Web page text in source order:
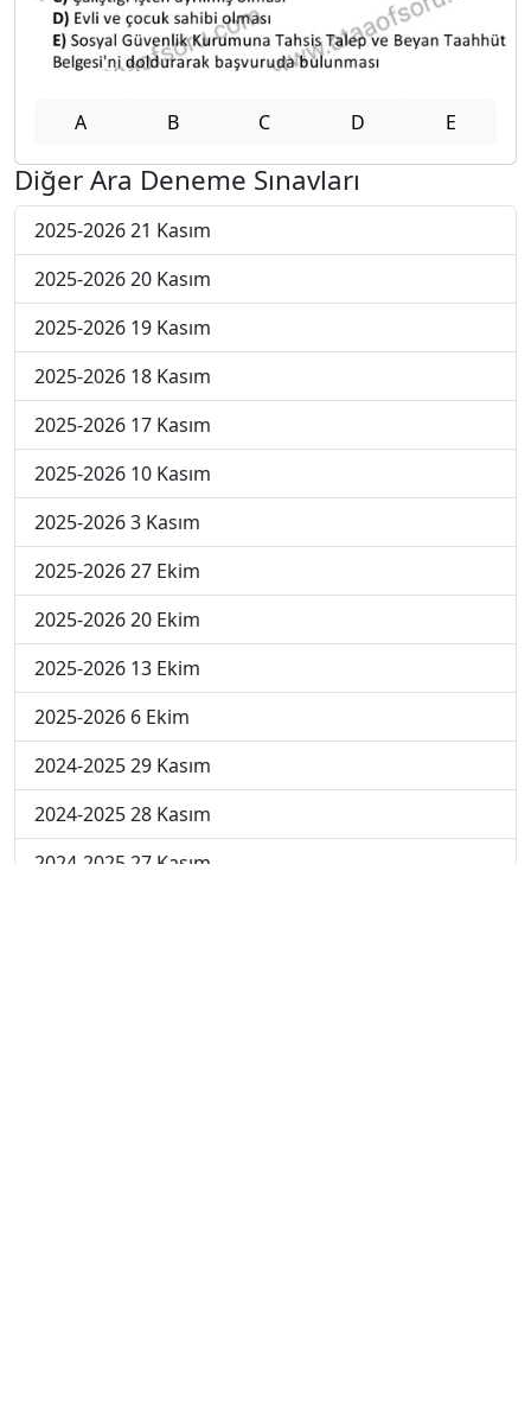
A B C D E
Diğer Ara Deneme Sınavları
2025-2026 21 Kasım
2025-2026 20 Kasım
2025-2026 19 Kasım
2025-2026 18 Kasım
2025-2026 17 Kasım
2025-2026 10 Kasım
2025-2026 3 Kasım
2025-2026 27 Ekim
2025-2026 20 Ekim
2025-2026 13 Ekim
2025-2026 6 Ekim
2024-2025 29 Kasım
2024-2025 28 Kasım
2024-2025 27 Kasım